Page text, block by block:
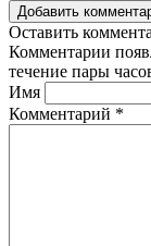
Добавить
Оставить
Комментарии
течение пары
Имя
Комментарий *